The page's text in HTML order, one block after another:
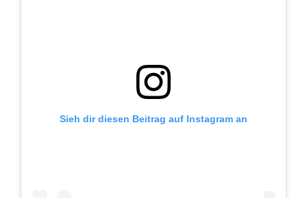
Sieh dir diesen Beitrag auf Instagram an